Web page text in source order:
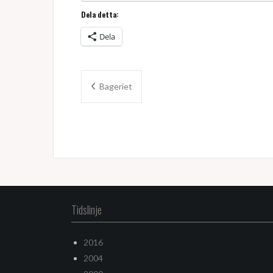
Dela detta:
Dela
Inläggsnavigering
Bageriet
Tidslinje
2016
2004